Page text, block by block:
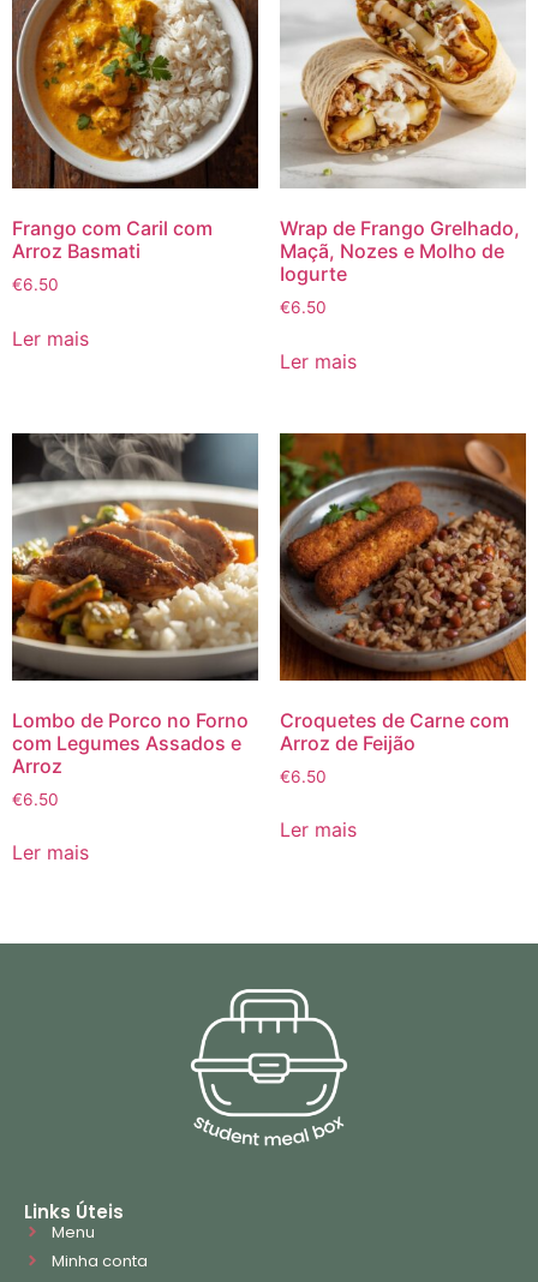
Frango com Caril com
Arroz Basmati
€6.50
Ler mais
Wrap de Frango Grelhado,
Maçã, Nozes e Molho de
Iogurte
€6.50
Ler mais
Lombo de Porco no Forno
com Legumes Assados e
Arroz
€6.50
Ler mais
Croquetes de Carne com
Arroz de Feijão
€6.50
Ler mais
Links Úteis
Menu
Minha conta